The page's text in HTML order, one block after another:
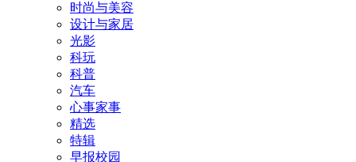
时尚与美容
设计与家居
光影
科玩
科普
汽车
心事家事
精选
特辑
早报校园